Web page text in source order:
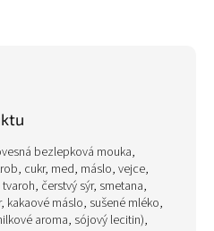
bezlepková mouka,
cukr, med, máslo, vejce,
čerstvý sýr, smetana,
kakaové máslo, sušené mléko,
aroma, sójový lecitin),